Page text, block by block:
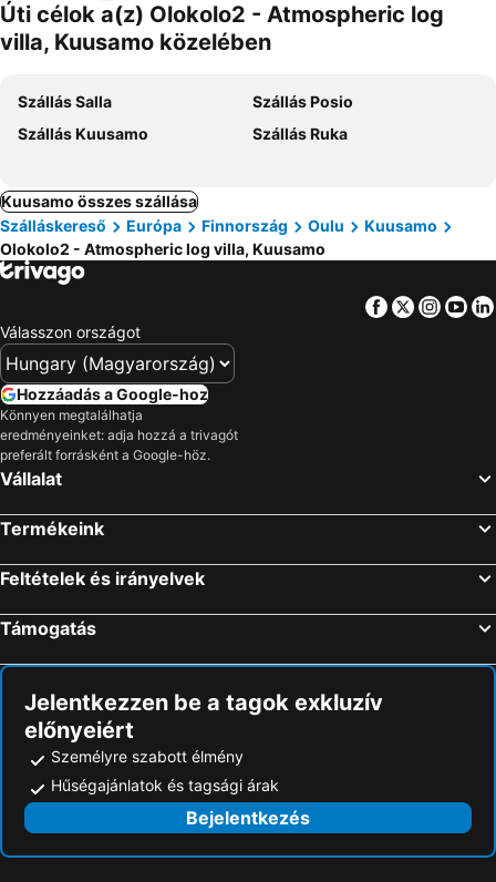
Úti célok a(z) Olokolo2 - Atmospheric log
villa, Kuusamo közelében
Szállás Salla
Szállás Posio
Szállás Kuusamo
Szállás Ruka
Kuusamo összes szállása
Szálláskereső
Európa Finnország Oulu
Kuusamo
Olokolo2 - Atmospheric log villa, Kuusamo
Facebook
Twitter
Válasszon országot
Hozzáadás a Google-hoz
Könnyen megtalálhatja
eredményeinket: adja hozzá a trivagót
preferált forrásként a Google-höz.
Vállalat
Termékeink
Feltételek és irányelvek
Támogatás
Jelentkezzen be a tagok exkluzív
előnyeiért
Személyre szabott élmény
Hűségajánlatok és tagsági árak
Bejelentkezés